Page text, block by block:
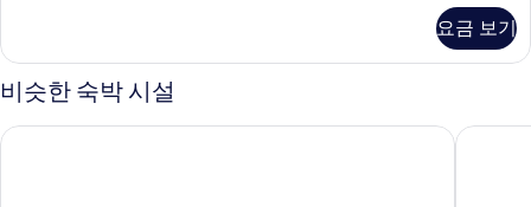
대
1
개,
금
룸,
킹
사
즈
요금 보기
비슷한 숙박 시설
호텔 포르자 교토 시조 카와라마치 온야도